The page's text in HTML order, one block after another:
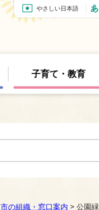
やさしい日本語
子育て・教育
市の組織・窓口案内 > 公園